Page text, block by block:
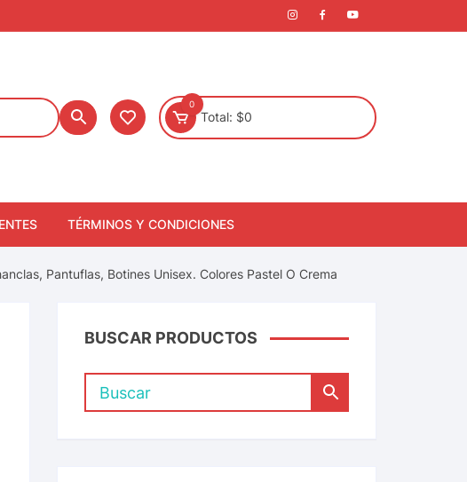
0
Total: $0
TÉRMINOS Y CONDICIONES
Pantuflas, Botines Unisex. Colores Pastel O Crema
BUSCAR PRODUCTOS